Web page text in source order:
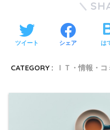
ツイート シェア は
CATEGORY : ＩＴ・情報・